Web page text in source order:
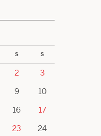
S S
2
3
9
10
16
17
23
24